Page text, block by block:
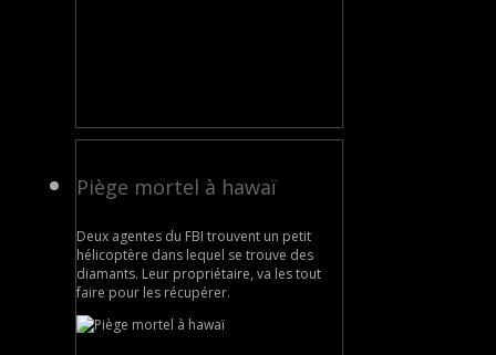
Piège mortel à hawaï
Deux agentes du FBI trouvent un petit
hélicoptère dans lequel se trouve des
diamants. Leur propriétaire, va les tout
faire pour les récupérer.